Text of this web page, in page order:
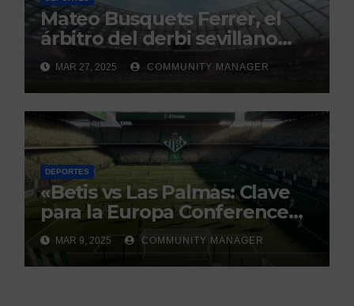
Mateo Busquets Ferrer, el
árbitro del derbi sevillano
con un historial que genera
debate
MAR 27, 2025 COMMUNITY MANAGER
DEPORTES
«Betis vs Las Palmas: Clave
para la Europa Conference
League»
MAR 9, 2025 COMMUNITY MANAGER